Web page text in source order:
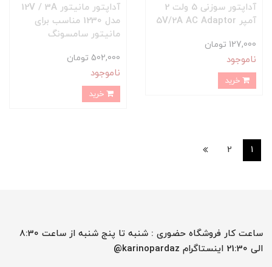
آداپتور سوزنی 5 ولت 2
آمپر 5V/2A AC Adaptor
127,000 تومان
ناموجود
آداپتور مانیتور 12V / 3A
مدل 1230 مناسب برای
مانیتور سامسونگ
502,000 تومان
ناموجود
1
2
ساعت کار فروشگاه حضوری : شنبه تا پنج شنبه از ساعت 8:30
الی 21:30 اینستاگرام karinopardaz@